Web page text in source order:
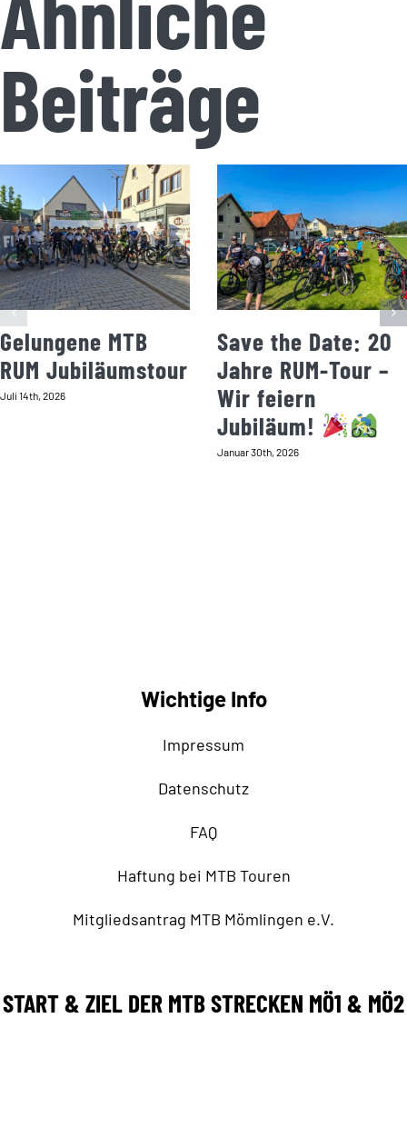
Beiträge
Gelungene MTB
RUM Jubiläumstour
Juli 14th, 2026
Save the Date: 20
Jahre RUM-Tour –
Wir feiern
Jubiläum!
Januar 30th, 2026
Wichtige Info
Impressum
Datenschutz
FAQ
Haftung bei MTB Touren
Mitgliedsantrag MTB Mömlingen e.V.
START & ZIEL DER MTB STRECKEN MÖ1 & MÖ2